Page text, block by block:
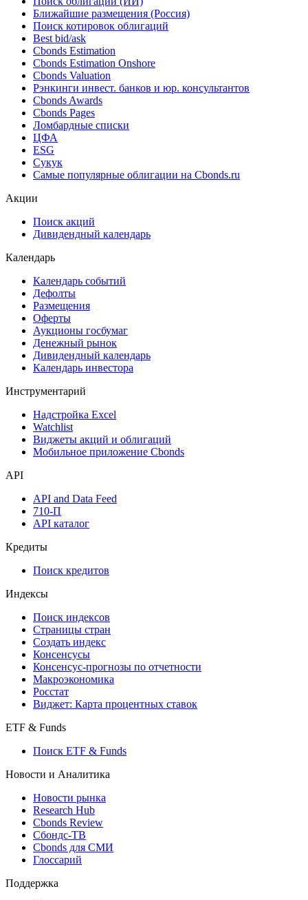
Ближайшие размещения (Россия)
Поиск котировок облигаций
Best bid/ask
Cbonds Estimation
Cbonds Estimation Onshore
Cbonds Valuation
Рэнкинги инвест. банков и юр. консультантов
Cbonds Awards
Cbonds Pages
Ломбардные списки
ЦФА
ESG
Сукук
Самые популярные облигации на Cbonds.ru
Акции
Поиск акций
Дивидендный календарь
Календарь
Календарь событий
Дефолты
Размещения
Оферты
Аукционы госбумаг
Денежный рынок
Дивидендный календарь
Календарь инвестора
Инструментарий
Надстройка Excel
Watchlist
Виджеты акций и облигаций
Мобильное приложение Cbonds
API
API and Data Feed
710-П
API каталог
Кредиты
Поиск кредитов
Индексы
Поиск индексов
Страницы стран
Создать индекс
Консенсусы
Консенсус-прогнозы по отчетности
Макроэкономика
Росстат
Виджет: Карта процентных ставок
ETF & Funds
Поиск ETF & Funds
Новости и Аналитика
Новости рынка
Research Hub
Cbonds Review
Сбондс-ТВ
Cbonds для СМИ
Глоссарий
Поддержка